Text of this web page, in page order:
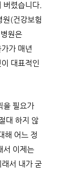
버렸습니다.
원(건강보험
원은
가 매년
대표적인
을 필요가
대 하지 않
해 어느 정
서 이제는
래서 내가 굳